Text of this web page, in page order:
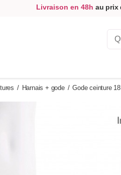
Livraison en 48h au prix
/ Harnais + gode / Gode ceinture